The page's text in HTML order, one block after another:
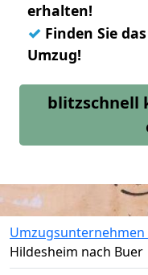
erhalten!
✓ Finden Sie
Umzug!
blitzschnell
Umzugsunternehmen
Hildesheim nach Buer